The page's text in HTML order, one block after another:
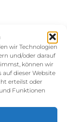
wir Technologien
und/oder darauf
können wir
auf dieser Website
erteilst oder
Funktionen